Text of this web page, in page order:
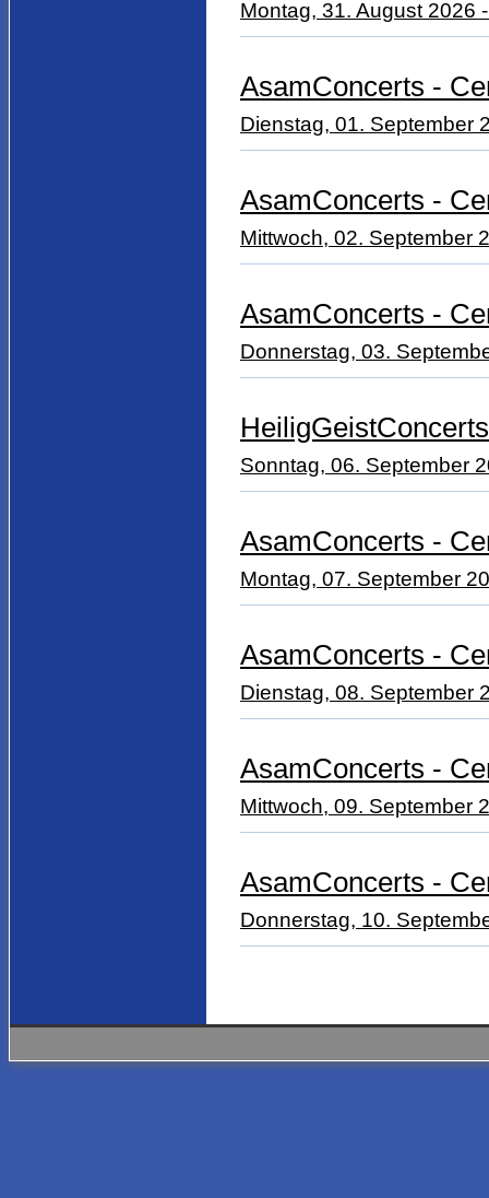
Montag, 31. August 2026
AsamConcerts -
Dienstag, 01. September
AsamConcerts -
Mittwoch, 02. September
AsamConcerts -
Donnerstag, 03.
Sonntag, 06. September
AsamConcerts -
Montag, 07. September
AsamConcerts -
Dienstag, 08. September
AsamConcerts -
Mittwoch, 09. September
AsamConcerts -
Donnerstag, 10.